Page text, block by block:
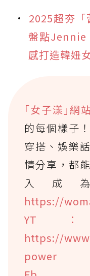
2025超夯「
盤點Jennie
感打造韓妞
｢女子漾｣網站
的每個樣子
穿搭、娛樂
情分享，都
入成
https://
YT
https://
power